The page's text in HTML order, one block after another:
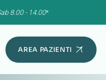
8.00 - 14.00*
AREA PAZIENTI